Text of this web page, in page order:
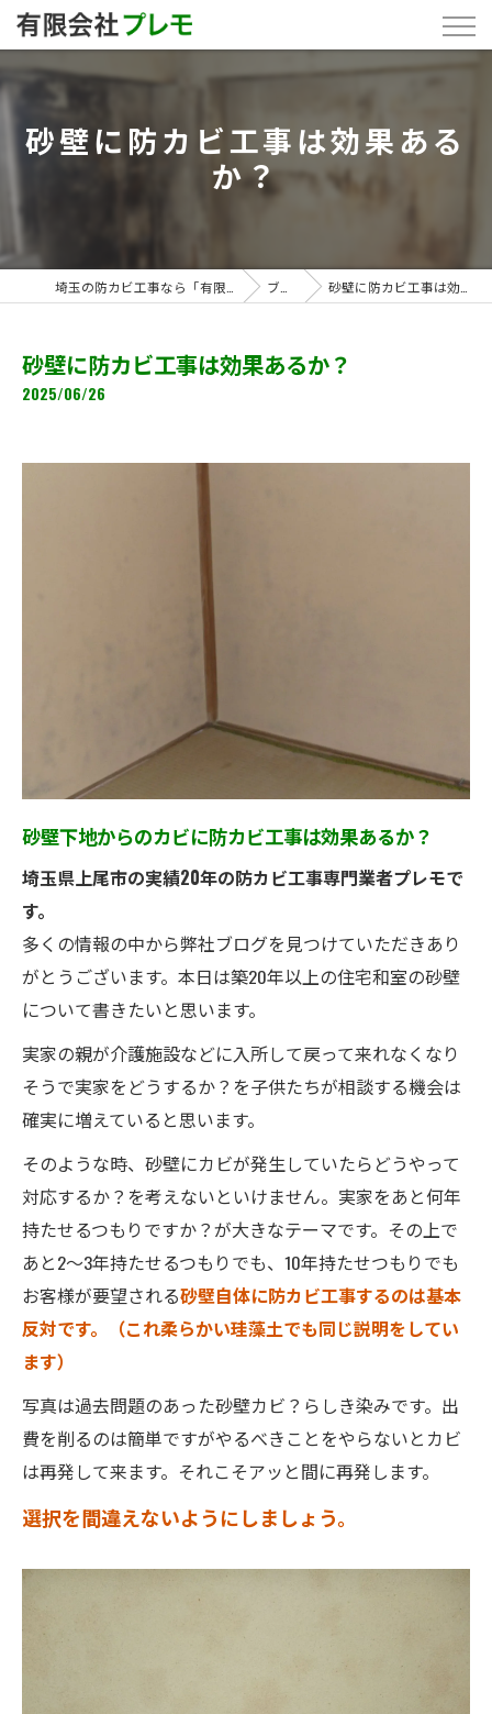
砂壁に防カビ工事は効果ある
か？
ブログ 砂壁に防カビ工事は効果あるか？
砂壁に防カビ工事は効果あるか？
2025/06/26
砂壁下地からのカビに防カビ工事は効果あるか？
埼玉県上尾市の実績20年の防カビ工事専門業者プレモで
す。
多くの情報の中から弊社ブログを見つけていただきあり
がとうございます。本日は築20年以上の住宅和室の砂壁
について書きたいと思います。
実家の親が介護施設などに入所して戻って来れなくなり
そうで実家をどうするか？を子供たちが相談する機会は
確実に増えていると思います。
そのような時、砂壁にカビが発生していたらどうやって
対応するか？を考えないといけません。実家をあと何年
持たせるつもりですか？が大きなテーマです。その上で
あと2～3年持たせるつもりでも、10年持たせつもりでも
お客様が要望される砂壁自体に防カビ工事するのは基本
反対です。（これ柔らかい珪藻土でも同じ説明をしてい
ます）
写真は過去問題のあった砂壁カビ？らしき染みです。出
費を削るのは簡単ですがやるべきことをやらないとカビ
は再発して来ます。それこそアッと間に再発します。
選択を間違えないようにしましょう。